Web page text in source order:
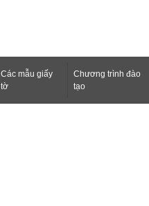
Các mẫu giấy
tờ
Chương trình đào
tạo